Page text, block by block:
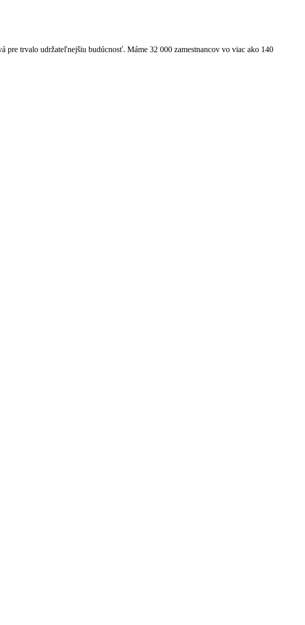
pre trvalo udržateľnejšiu budúcnosť. Máme 32 000 zamestnancov vo viac ako 140